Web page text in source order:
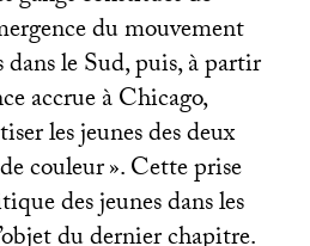
du mouvement
le Sud, puis, à partir
accrue à Chicago,
les jeunes des deux
couleur». Cette prise
des jeunes dans les